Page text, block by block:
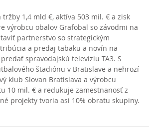
1,4 mld €, aktíva 503 mil. € a zisk
výrobcu obalov Grafobal so závodmi na
partnerstvo so strategickým
a predaj tabaku a novín na
spravodajskú televíziu TA3. S
štadiónu v Bratislave a nehrozí
klub Slovan Bratislava a výrobcu
10 mil. € a redukuje zamestnanosť z
projekty tvoria asi 10% obratu skupiny.